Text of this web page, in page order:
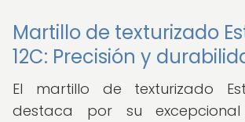
Martillo de texturizado
12C: Precisión y
El martillo de texturizado
destaca por su